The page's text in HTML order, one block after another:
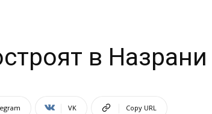
в Назрани
VK Copy URL